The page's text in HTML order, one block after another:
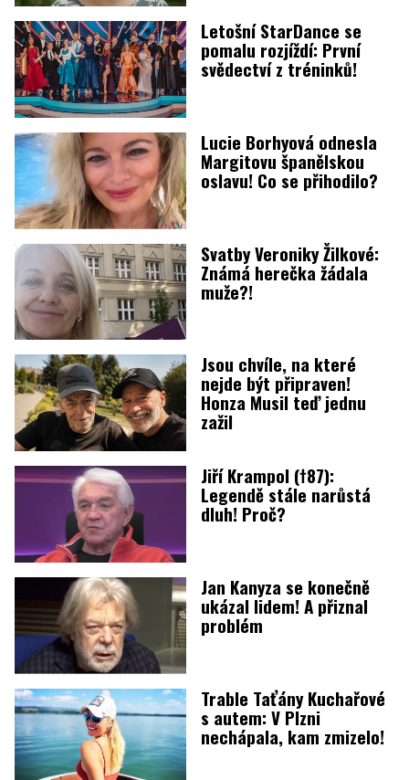
Letošní StarDance se
pomalu rozjíždí: První
svědectví z tréninků!
Lucie Borhyová odnesla
Margitovu španělskou
oslavu! Co se přihodilo?
Svatby Veroniky Žilkové:
Známá herečka žádala
muže?!
Jsou chvíle, na které
nejde být připraven!
Honza Musil teď jednu
zažil
Jiří Krampol (†87):
Legendě stále narůstá
dluh! Proč?
Jan Kanyza se konečně
ukázal lidem! A přiznal
problém
Trable Taťány Kuchařové
s autem: V Plzni
nechápala, kam zmizelo!